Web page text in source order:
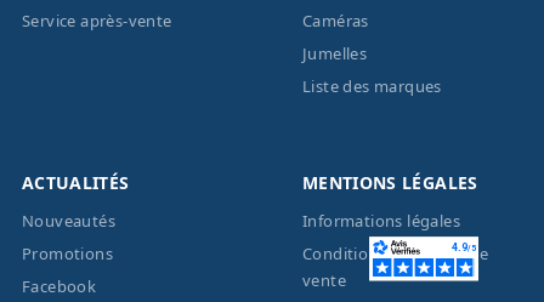
Service après-vente
Caméras
Jumelles
Liste des marques
ACTUALITÉS
Nouveautés
Promotions
Facebook
MENTIONS LÉGALES
Informations légales
Conditions générales de
vente